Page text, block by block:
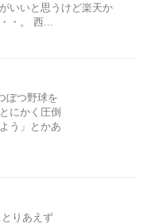
いいと思うけど楽天か
・。 西...
ぼつ野球を
にかく圧倒
う」とかあ
りあえず